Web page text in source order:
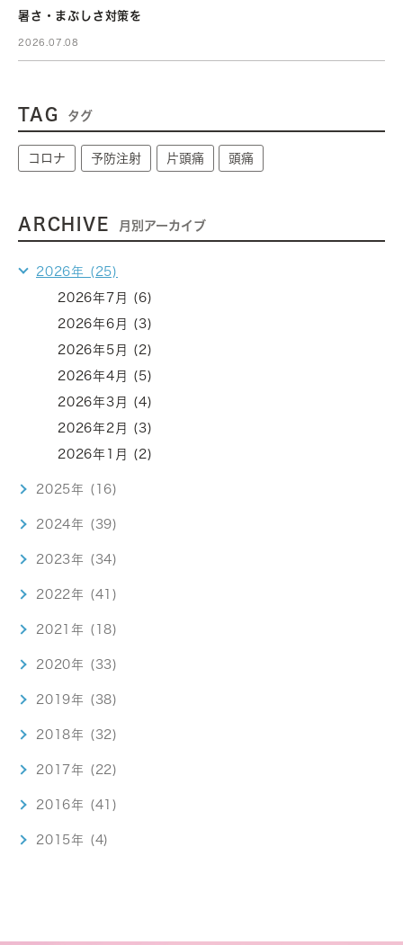
暑さ・まぶしさ対策を
2026.07.08
TAG タグ
コロナ 予防注射 片頭痛 頭痛
ARCHIVE 月別アーカイブ
2026年 (25)
2026年7月 (6)
2026年6月 (3)
2026年5月 (2)
2026年4月 (5)
2026年3月 (4)
2026年2月 (3)
2026年1月 (2)
2025年 (16)
2024年 (39)
2023年 (34)
2022年 (41)
2021年 (18)
2020年 (33)
2019年 (38)
2018年 (32)
2017年 (22)
2016年 (41)
2015年 (4)